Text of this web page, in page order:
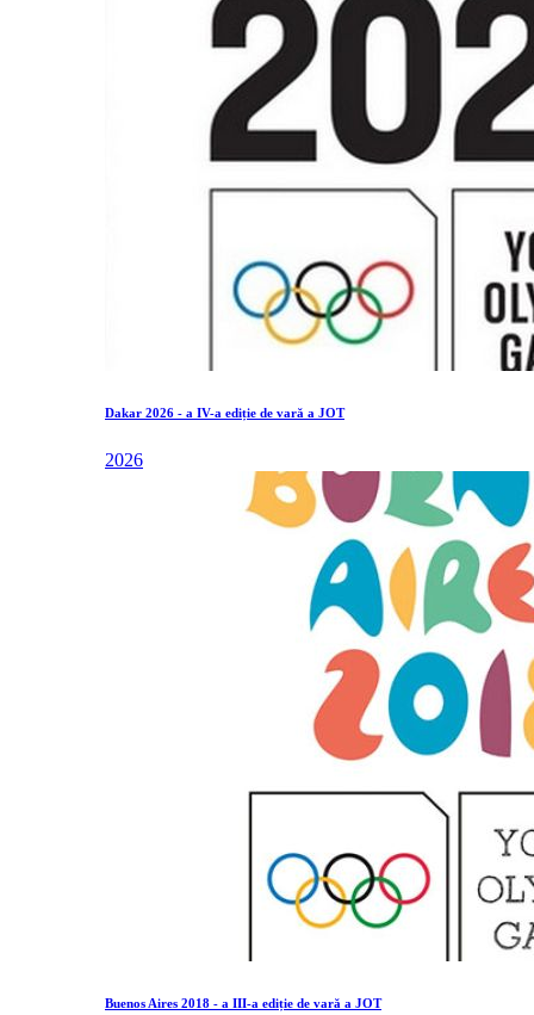
Dakar 2026 - a IV-a ediție de vară a JOT
2026
Buenos Aires 2018 - a III-a ediție de vară a JOT